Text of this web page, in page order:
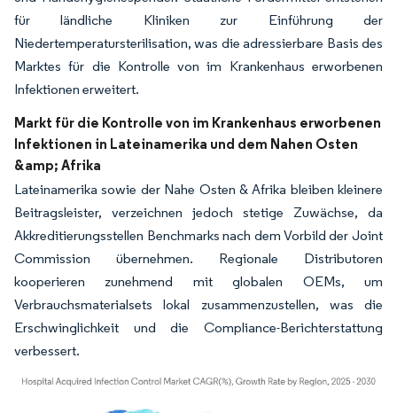
für ländliche Kliniken zur Einführung der
Niedertemperatursterilisation, was die adressierbare Basis des
Marktes für die Kontrolle von im Krankenhaus erworbenen
Infektionen erweitert.
Markt für die Kontrolle von im Krankenhaus erworbenen
Infektionen in Lateinamerika und dem Nahen Osten
&amp; Afrika
Lateinamerika sowie der Nahe Osten & Afrika bleiben kleinere
Beitragsleister, verzeichnen jedoch stetige Zuwächse, da
Akkreditierungsstellen Benchmarks nach dem Vorbild der Joint
Commission übernehmen. Regionale Distributoren
kooperieren zunehmend mit globalen OEMs, um
Verbrauchsmaterialsets lokal zusammenzustellen, was die
Erschwinglichkeit und die Compliance-Berichterstattung
verbessert.